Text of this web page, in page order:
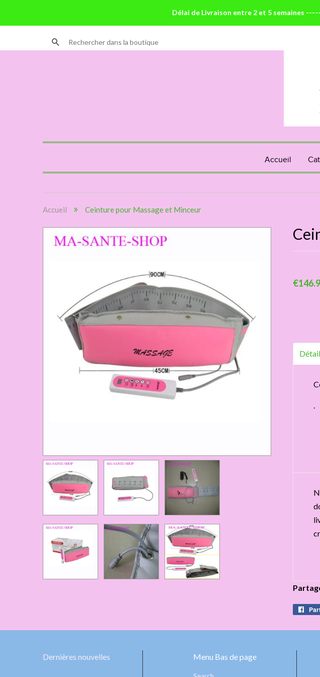
Délai de Livraison entre 2 et 5 semaines
Recherche
Accueil
Accueil » Ceinture pour Massage et Minceur
.
Dernières nouvelles Menu Bas de page